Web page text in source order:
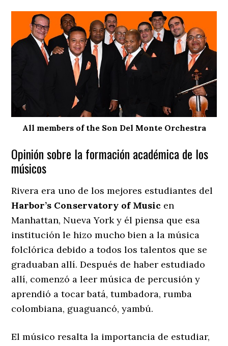
All members of the Son Del Monte Orchestra
Opinión sobre la formación académica de los
músicos
Rivera era uno de los mejores estudiantes del
Harbor’s Conservatory of Music en
Manhattan, Nueva York y él piensa que esa
institución le hizo mucho bien a la música
folclórica debido a todos los talentos que se
graduaban allí. Después de haber estudiado
allí, comenzó a leer música de percusión y
aprendió a tocar batá, tumbadora, rumba
colombiana, guaguancó, yambú.
El músico resalta la importancia de estudiar,